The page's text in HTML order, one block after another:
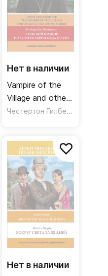
Нет в наличии
Vampire of the
Village and other
Father Brown
истории отца
Брауна. Уровень
3
Честертон Гилберт Кит
Нет в наличии